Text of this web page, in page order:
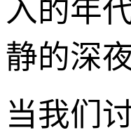
入的年
静的深
当我们